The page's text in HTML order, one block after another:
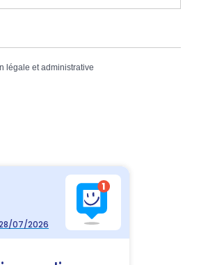
légale et administrative